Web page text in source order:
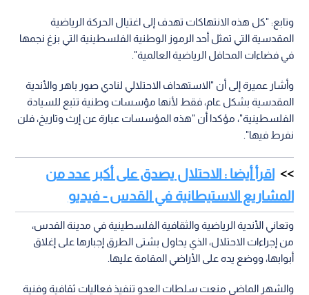
وتابع: "كل هذه الانتهاكات تهدف إلى اغتيال الحركة الرياضية
المقدسية التي تمثل أحد الرموز الوطنية الفلسطينية التي بزغ نجمها
في فضاءات المحافل الرياضية العالمية".
وأشار عميرة إلى أن "الاستهداف الاحتلالي لنادي صور باهر والأندية
المقدسية بشكل عام، فقط لأنها مؤسسات وطنية تتبع للسيادة
الفلسطينية"، مؤكدا أن "هذه المؤسسات عبارة عن إرث وتاريخ، فلن
نفرط فيها".
اقرأ أيضا : الاحتلال يصدق على أكبر عدد من
المشاريع الاستيطانية في القدس - فيديو
وتعاني الأندية الرياضية والثقافية الفلسطينية في مدينة القدس،
من إجراءات الاحتلال، الذي يحاول بشتى الطرق إجبارها على إغلاق
أبوابها، ووضع يده على الأراضي المقامة عليها.
والشهر الماضي منعت سلطات العدو تنفيذ فعاليات ثقافية وفنية